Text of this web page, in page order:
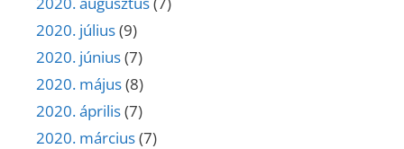
2020. július(9)
2020. június(7)
2020. május(8)
2020. április(7)
2020. március(7)